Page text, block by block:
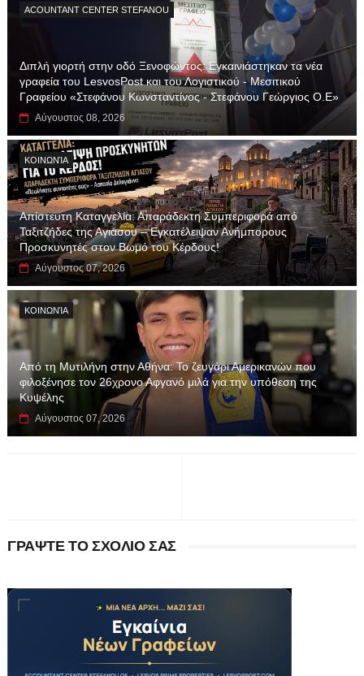
ACOUNTANT CENTER STEFANOU
Διπλή γιορτή στην οδό Ξενοφώντος: Εγκαινιάστηκαν τα νέα
γραφεία του LesvosPost και του Λογιστικού - Μεσιτικού
Γραφείου «Στεφάνου Κωνσταντίνος - Στεφάνου Γεώργιος Ο.Ε»
Αύγουστος 08, 2026
ΚΟΙΝΩΝΊΑ
Απίστευτη Καταγγελία: Απαράδεκτη Συμπεριφορά από
Ταξιτζήδες της Αγιάσου – Εγκατέλειψαν Ανήμπορους
Προσκυνητές στον Βωμό του Κέρδους!
Αύγουστος 07, 2026
ΚΟΙΝΩΝΊΑ
Από τη Μυτιλήνη στην Αθήνα: Το ζευγάρι Αμερικανών που
φιλοξένησε τον 26χρονο Αφγανό μιλά για την υπόθεση της
Κυψέλης
Αύγουστος 07, 2026
ΓΡΑΨΤΕ ΤΟ ΣΧΟΛΙΟ ΣΑΣ